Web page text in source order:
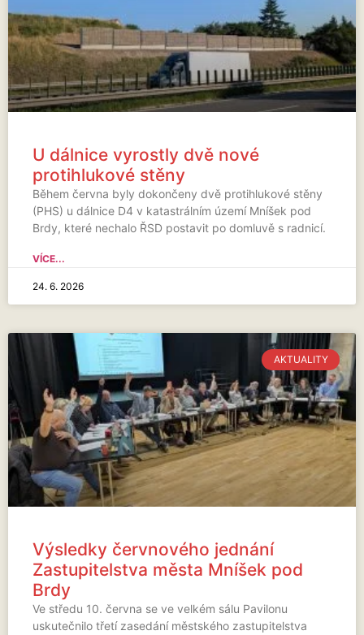
U dálnice vyrostly dvě nové
protihlukové stěny
Během června byly dokončeny dvě protihlukové stěny
(PHS) u dálnice D4 v katastrálním území Mníšek pod
Brdy, které nechalo ŘSD postavit po domluvě s radnicí.
VÍCE...
24. 6. 2026
AKTUALITY
Výsledky červnového jednání
Zastupitelstva města Mníšek pod
Brdy
Ve středu 10. června se ve velkém sálu Pavilonu
uskutečnilo třetí zasedání městského zastupitelstva